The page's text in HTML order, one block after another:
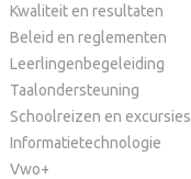
Kwaliteit en resultaten
Beleid en reglementen
Leerlingenbegeleiding
Taalondersteuning
Schoolreizen en excursies
Informatietechnologie
Vwo+